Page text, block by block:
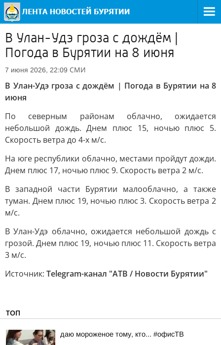
В Улан-Удэ гроза с дождём |
Погода в Бурятии на 8 июня
7 июня 2026, 22:09 СМИ
В Улан-Удэ гроза с дождём | Погода в Бурятии на 8
июня
По северным районам облачно, ожидается
небольшой дождь. Днем плюс 15, ночью плюс 5.
Скорость ветра до 4-х м/с.
На юге республики облачно, местами пройдут дожди.
Днем плюс 17, ночью плюс 9. Скорость ветра 2 м/с.
В западной части Бурятии малооблачно, а также
туман. Днем плюс 19, ночью плюс 3. Скорость ветра 2
м/с.
В Улан-Удэ облачно, ожидается небольшой дождь с
грозой. Днем плюс 19, ночью плюс 11. Скорость ветра
3 м/с.
Источник: Telegram-канал "АТВ / Новости Бурятии"
ТОП
даю мороженое тому, кто... #офисТВ